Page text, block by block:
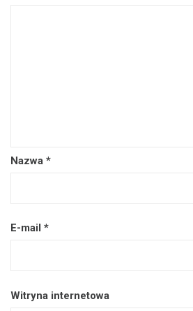
Nazwa *
E-mail *
Witryna internetowa